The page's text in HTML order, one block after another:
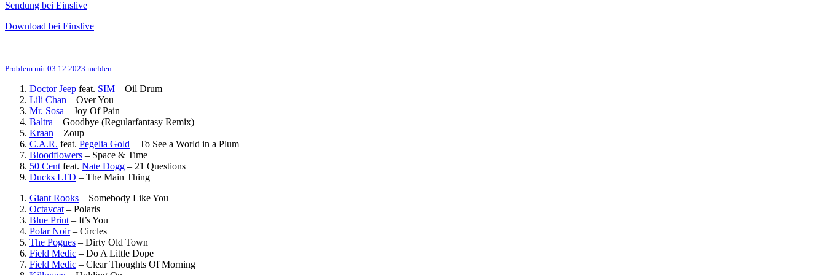
Sendung bei Einslive
Download bei Einslive
Problem mit 03.12.2023 melden
Doctor Jeep feat. SIM – Oil Drum
Lili Chan – Over You
Mr. Sosa – Joy Of Pain
Baltra – Goodbye (Regularfantasy Remix)
Kraan – Zoup
C.A.R. feat. Pegelia Gold – To See a World in a Plum
Bloodflowers – Space & Time
50 Centfeat. Nate Dogg – 21 Questions
Ducks LTD – The Main Thing
Giant Rooks – Somebody Like You
Octavcat– Polaris
Blue Print– It’s You
Polar Noir– Circles
The Pogues – Dirty Old Town
Field Medic – Do A Little Dope
Field Medic – Clear Thoughts Of Morning